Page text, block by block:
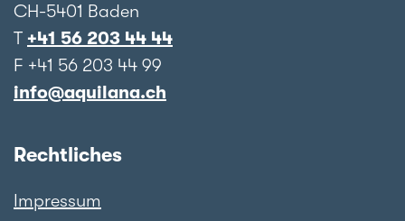
CH-5401 Baden
T +41 56 203 44 44
F +41 56 203 44 99
info@aquilana.ch
Rechtliches
Impressum